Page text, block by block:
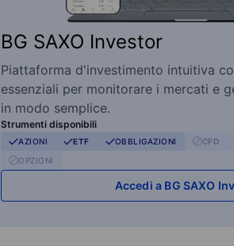
BG SAXO Investor
Piattaforma d'investimento intuitiva
essenziali per monitorare i mercati e
in modo semplice.
Strumenti disponibili
AZIONI ETF OBBLIGAZIONI CFD
OPZIONI
Accedi a BG SAXO